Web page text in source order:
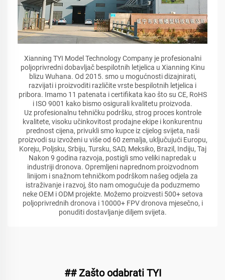
Xianning TYI Model Technology Company je profesionalni
poljoprivredni dobavljač bespilotnih letjelica u Xianning Kinu
blizu Wuhana. Od 2015. smo u mogućnosti dizajnirati,
razvijati i proizvoditi različite vrste bespilotnih letjelica i
pribora. Imamo 11 patenata i certifikata kao što su CE, RoHS
i ISO 9001 kako bismo osigurali kvalitetu proizvoda.
Uz profesionalnu tehničku podršku, strog proces kontrole
kvalitete, visoku učinkovitost prodajne ekipe i konkurentnu
prednost cijena, privukli smo kupce iz cijelog svijeta, naši
proizvodi su izvoženi u više od 60 zemalja, uključujući Europu,
Koreju, Poljsku, Srbiju, Tursku, SAD, Meksiko, Brazil, Indiju, Taj
Nakon 9 godina razvoja, postigli smo veliki napredak u
industriji dronova. Opremljeni naprednom proizvodnom
linijom i snažnom tehničkom podrškom našeg odjela za
istraživanje i razvoj, što nam omogućuje da poduzmemo
neke OEM i ODM projekte. Možemo proizvesti 500+ setova
poljoprivrednih dronova i 10000+ FPV dronova mjesečno, i
ponuditi dostavljanje diljem svijeta.
## Zašto odabrati TYI